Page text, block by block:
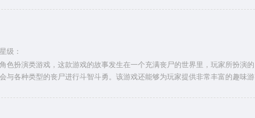
的，因此你必须要在飞船离开之前成功完成任务，并且回到地球上。
星级：
色扮演类游戏，这款游戏的故事发生在一个充满丧尸的世界里，玩家所扮演的
与各种类型的丧尸进行斗智斗勇。该游戏还能够为玩家提供非常丰富的趣味游